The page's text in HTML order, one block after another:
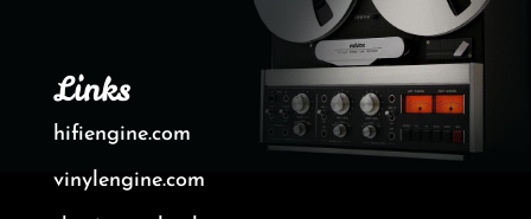
Links
hifiengine.com
vinylengine.com